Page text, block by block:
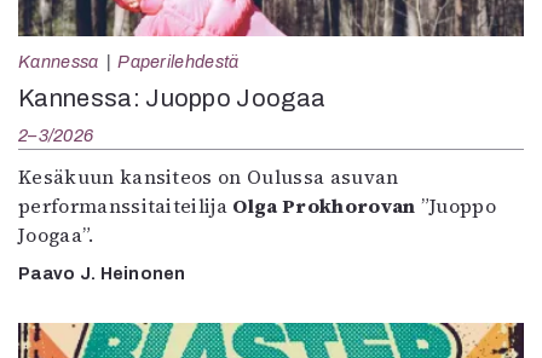
Kannessa Paperilehdestä
Kannessa: Juoppo Joogaa
2–3/2026
Kesäkuun kansiteos on Oulussa asuvan
performanssitaiteilija Olga Prokhorovan ”Juoppo
Joogaa”.
Paavo J. Heinonen